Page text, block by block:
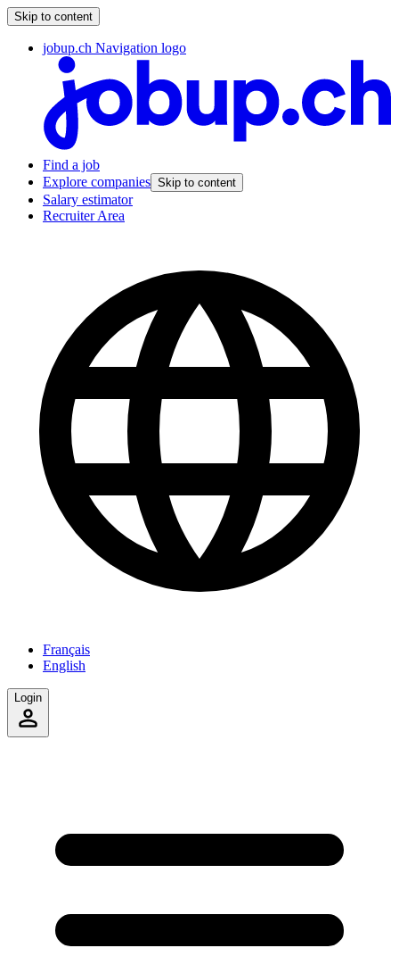
Skip to content
jobup.ch Navigation logo
Find a job
Explore companies Skip to content
Salary estimator
Recruiter Area
Français
English
Login